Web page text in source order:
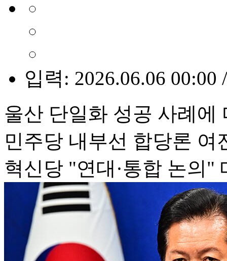
입력: 2026.06.06 00:00
울산 단일화 성공 사례에
민주당 내부선 합당론 여
혁신당 "연대·통합 논의"